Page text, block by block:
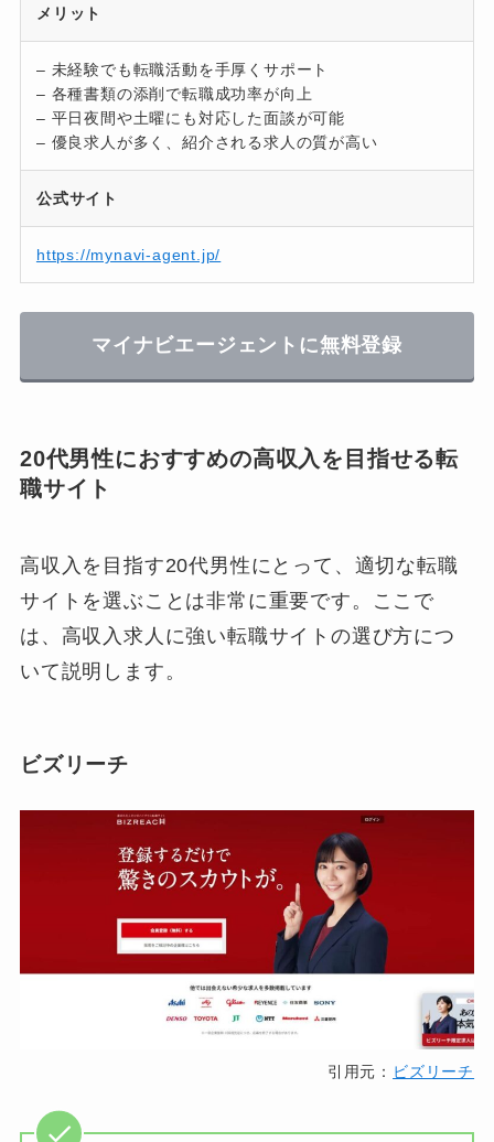
メリット
– 未経験でも転職活動を手厚くサポート
– 各種書類の添削で転職成功率が向上
– 平日夜間や土曜にも対応した面談が可能
– 優良求人が多く、紹介される求人の質が高い
公式サイト
https://mynavi-agent.jp/
マイナビエージェントに無料登録
20代男性におすすめの高収入を目指せる転
職サイト
高収入を目指す20代男性にとって、適切な転職
サイトを選ぶことは非常に重要です。ここで
は、高収入求人に強い転職サイトの選び方につ
いて説明します。
ビズリーチ
引用元： ビズリーチ